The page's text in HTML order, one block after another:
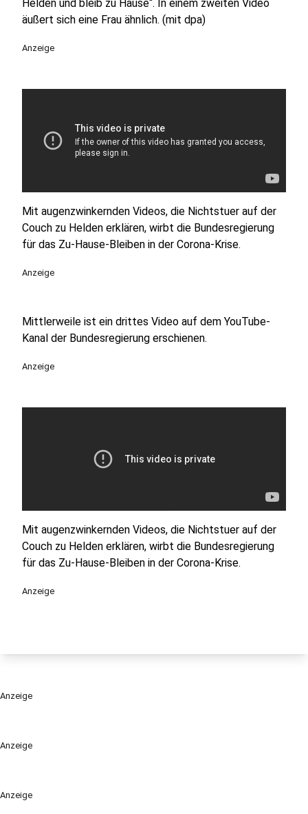
Anzeige
Anzeige
Helden und bleib zu Hause“. In einem zweiten Video
äußert sich eine Frau ähnlich. (mit dpa)
Anzeige
Mit augenzwinkernden Videos, die Nichtstuer auf der
Couch zu Helden erklären, wirbt die Bundesregierung
für das Zu-Hause-Bleiben in der Corona-Krise.
Anzeige
Mittlerweile ist ein drittes Video auf dem YouTube-
Kanal der Bundesregierung erschienen.
Anzeige
Mit augenzwinkernden Videos, die Nichtstuer auf der
Couch zu Helden erklären, wirbt die Bundesregierung
für das Zu-Hause-Bleiben in der Corona-Krise.
Anzeige
Anzeige